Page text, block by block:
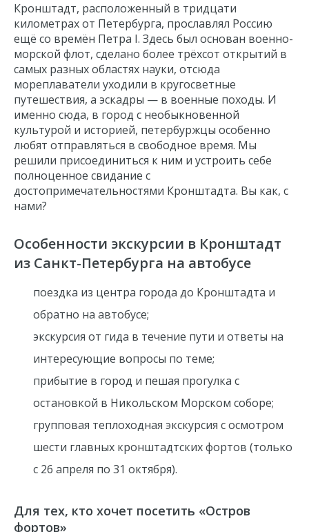
Кронштадт, расположенный в тридцати
километрах от Петербурга, прославлял Россию
ещё со времён Петра I. Здесь был основан военно-
морской флот, сделано более трёхсот открытий в
самых разных областях науки, отсюда
мореплаватели уходили в кругосветные
путешествия, а эскадры — в военные походы. И
именно сюда, в город с необыкновенной
культурой и историей, петербуржцы особенно
любят отправляться в свободное время. Мы
решили присоединиться к ним и устроить себе
полноценное свидание с
достопримечательностями Кронштадта. Вы как, с
нами?
Особенности экскурсии в Кронштадт
из Санкт-Петербурга на автобусе
поездка из центра города до Кронштадта и
обратно на автобусе;
экскурсия от гида в течение пути и ответы на
интересующие вопросы по теме;
прибытие в город и пешая прогулка с
остановкой в Никольском Морском соборе;
групповая теплоходная экскурсия с осмотром
шести главных кронштадтских фортов (только
с 26 апреля по 31 октября).
Для тех, кто хочет посетить «Остров
фортов»